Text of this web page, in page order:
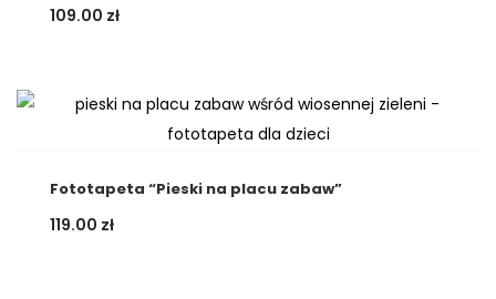
109.00 zł
Fototapeta “Pieski na placu zabaw”
119.00 zł